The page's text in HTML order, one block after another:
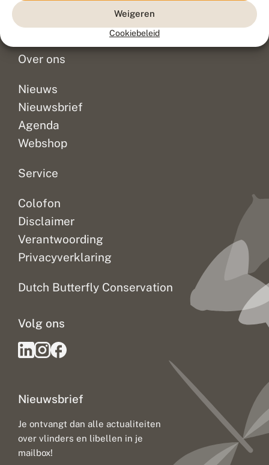
Weigeren
Cookiebeleid
Doneer
Over ons
Nieuws
Nieuwsbrief
Agenda
Webshop
Service
Colofon
Disclaimer
Verantwoording
Privacyverklaring
Dutch Butterfly Conservation
Nieuwsbrief
Je ontvangt dan alle actualiteiten
over vlinders en libellen in je
mailbox!
Volg ons